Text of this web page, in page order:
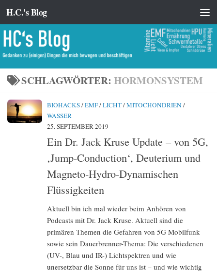
Zum Inhalt springen
H.C.'s Blog
SCHLAGWÖRTER: HORMONSYSTEM
BIOHACKS/EMF/LICHT/MITOCHONDRIEN /
WASSER
25. SEPTEMBER 2019
Ein Dr. Jack Kruse Update – von 5G,
‚Jump-Conduction‘, Deuterium und
Magneto-Hydro-Dynamischen
Flüssigkeiten
Aktuell bin ich mal wieder beim Anhören von
Podcasts mit Dr. Jack Kruse. Aktuell sind die
primären Themen die Gefahren von 5G Mobilfunk
sowie sein Dauerbrenner-Thema: Die verschiedenen
(UV-, Blau und IR-) Lichtspektren und wie
unersetzbar die Sonne für uns ist – und wie wichtig